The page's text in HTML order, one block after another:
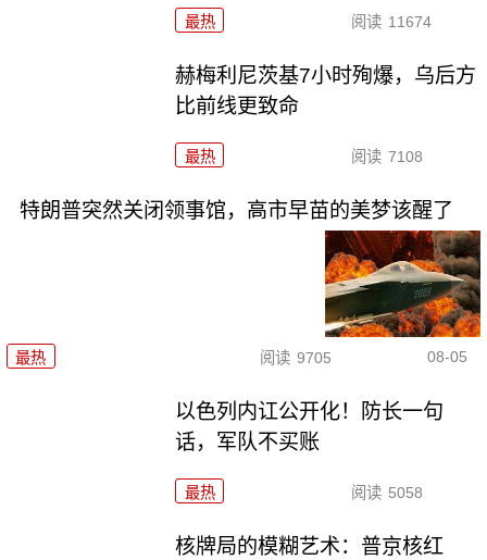
最热 阅读 11674
赫梅利尼茨基7小时殉爆，乌后方
比前线更致命
最热 阅读 7108
特朗普突然关闭领事馆，高市早苗的美梦该醒了
最热 阅读 9705 08-05
以色列内讧公开化！防长一句
话，军队不买账
最热 阅读 5058
核牌局的模糊艺术：普京核红